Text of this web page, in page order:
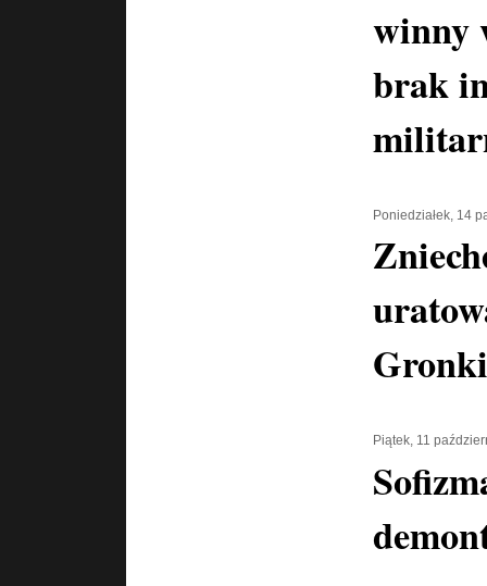
winny
brak
Poniedziałek, 14
Piątek, 11